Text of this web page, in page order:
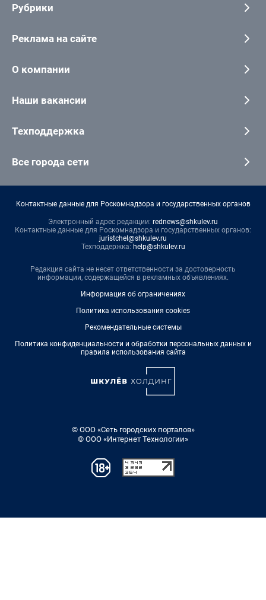
Рубрики
Реклама на сайте
О компании
Наши вакансии
Техподдержка
Все города сети
Контактные данные для Роскомнадзора и государственных органов
Электронный адрес редакции: rednews@shkulev.ru
Контактные данные для Роскомнадзора и государственных органов:
juristchel@shkulev.ru
Техподдержка: help@shkulev.ru
Редакция сайта не несет ответственности за достоверность
информации, содержащейся в рекламных объявлениях.
Информация об ограничениях
Политика использования cookies
Рекомендательные системы
Политика конфиденциальности и обработки персональных данных и
правила использования сайта
© ООО «Сеть городских порталов»
© ООО «Интернет Технологии»